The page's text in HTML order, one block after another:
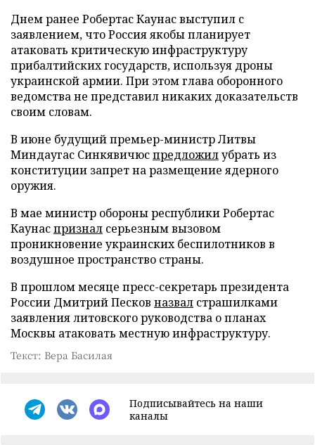
Днем ранее Робертас Каунас выступил с
заявлением, что Россия якобы планирует
атаковать критическую инфраструктуру
прибалтийских государств, используя дроны
украинской армии. При этом глава оборонного
ведомства не представил никаких доказательств
своим словам.
В июне будущий премьер-министр Литвы
Миндаугас Синкявичюспредложилубрать из
конституции запрет на размещение ядерного
оружия.
В мае министр обороны республики Робертас
Каунаспризнал серьезным вызовом
проникновение украинских беспилотников в
воздушное пространство страны.
В прошлом месяце пресс-секретарь президента
России Дмитрий Песков назвал страшилками
заявления литовского руководства о планах
Москвы атаковать местную инфраструктуру.
Текст: Вера Басилая
Подписывайтесь на наши
каналы